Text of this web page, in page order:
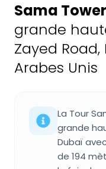
Sama Tower
grande
Zayed
Arabes Unis
La Tour
grande
Dubaï
de 194